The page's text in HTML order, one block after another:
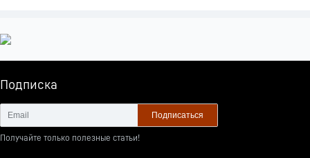
Подписка
Подписаться
Получайте только полезные статьи!